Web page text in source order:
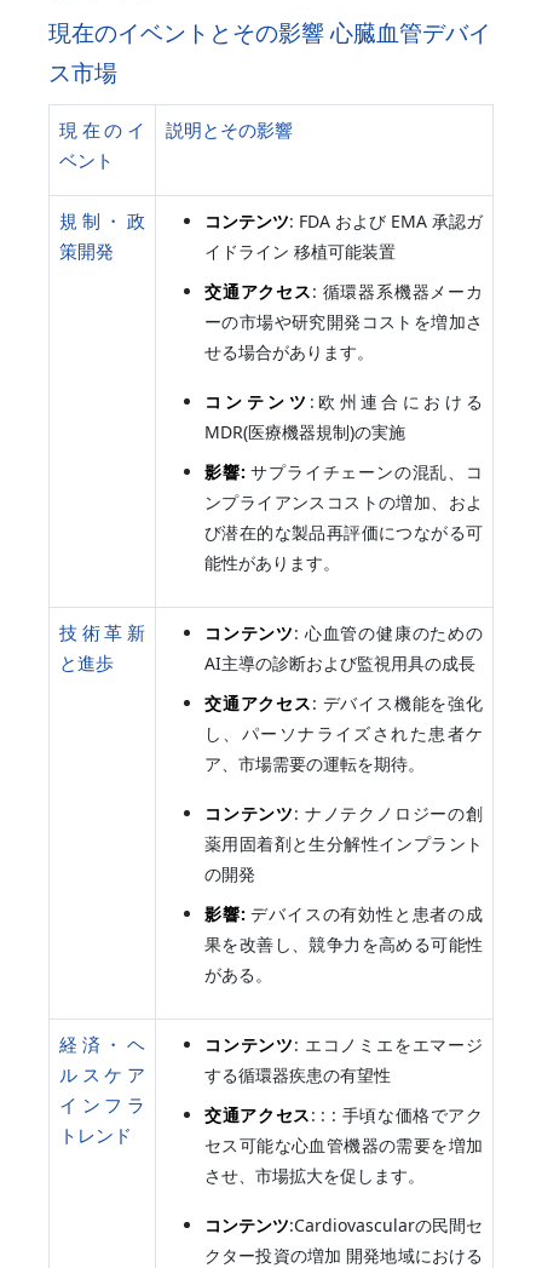
現在のイベントとその影響 心臓血管デバイ
ス市場
現在のイ
ベント
説明とその影響
規制・政
策開発
コンテンツ: FDA および EMA 承認ガ
イドライン 移植可能装置
交通アクセス: 循環器系機器メーカ
ーの市場や研究開発コストを増加さ
せる場合があります。
コンテンツ :欧州連合における
MDR(医療機器規制)の実施
影響:サプライチェーンの混乱、コ
ンプライアンスコストの増加、およ
び潜在的な製品再評価につながる可
能性があります。
技術革新
と進歩
コンテンツ: 心血管の健康のための
AI主導の診断および監視用具の成長
交通アクセス: デバイス機能を強化
し、パーソナライズされた患者ケ
ア、市場需要の運転を期待。
コンテンツ: ナノテクノロジーの創
薬用固着剤と生分解性インプラント
の開発
影響:デバイスの有効性と患者の成
果を改善し、競争力を高める可能性
がある。
経済・ヘ
ルスケア
インフラ
トレンド
コンテンツ: エコノミエをエマージ
する循環器疾患の有望性
交通アクセス: : : 手頃な価格でアク
セス可能な心血管機器の需要を増加
させ、市場拡大を促します。
コンテンツ:Cardiovascularの民間セ
クター投資の増加 開発地域における